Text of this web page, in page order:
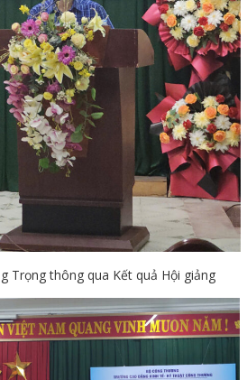
Trọng thông qua Kết quả Hội giảng